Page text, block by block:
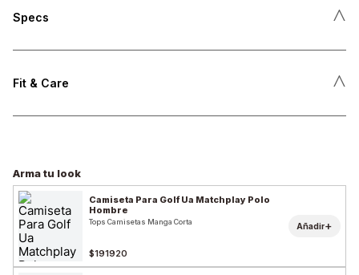
Specs ˄
Fit & Care ˄
Arma tu look
Camiseta Para Golf Ua Matchplay Polo
Hombre
Tops Camisetas Manga Corta
$191920
Añadir+